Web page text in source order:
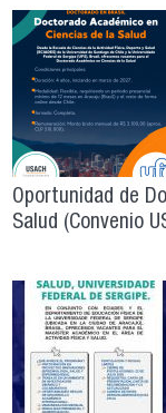
Oportunidad de
Salud (Convenio